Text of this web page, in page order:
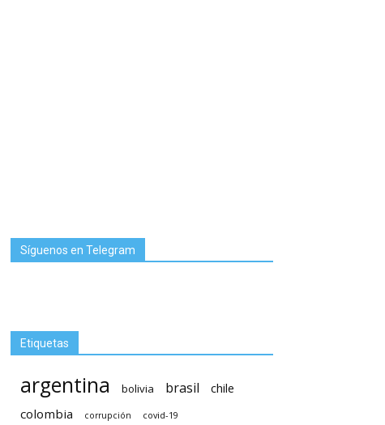
Síguenos en Telegram
Etiquetas
argentina bolivia brasil
chile
colombia
corrupción covid-19